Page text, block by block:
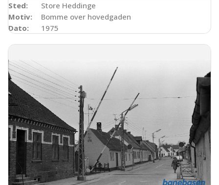
Sted:
Store Heddinge
Motiv:
Bomme over hovedgaden
Dato:
1975